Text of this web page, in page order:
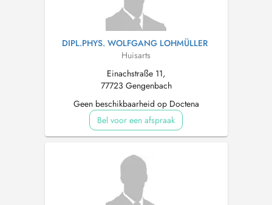
DIPL.PHYS. WOLFGANG LOHMÜLLER
Huisarts
Einachstraße 11,
77723 Gengenbach
Geen beschikbaarheid op Doctena
Bel voor een afspraak